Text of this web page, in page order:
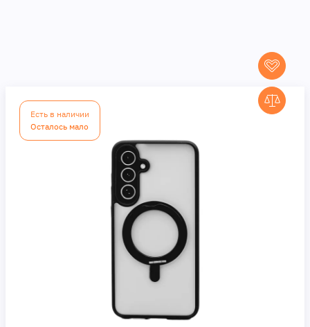
Есть в наличии
Осталось мало